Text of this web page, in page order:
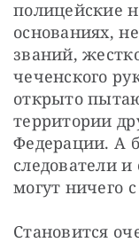
полицейские
основаниях,
званий,
чеченского
открыто
территории
Федерации. А
следователи
могут ничего
Становится